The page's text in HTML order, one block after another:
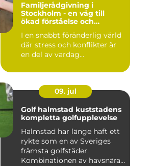
Familjerådgivning i
Stockholm - en väg till
ökad förståelse och
I en snabbt föränderlig värld
där stress och konflikter är
en del av vardag...
09. jul
Golf halmstad kuststadens
kompletta golfupplevelse
Halmstad har länge haft ett
rykte som en av Sveriges
främsta golfstäder.
Kombinationen av havsnära